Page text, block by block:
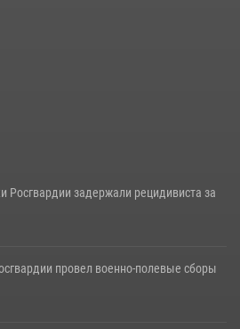
Росгвардии задержали рецидивиста за
провел военно-полевые сборы